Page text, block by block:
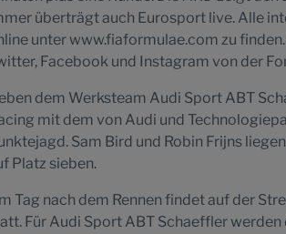
überträgt auch Eurosport live. Alle
unter www.fiaformulae.com zu
Facebook und Instagram von der
dem Werksteam Audi Sport ABT
mit dem von Audi und
Sam Bird und Robin Frijns
Platz sieben.
Tag nach dem Rennen findet auf der
Für Audi Sport ABT Schaeffler